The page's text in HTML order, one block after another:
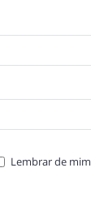
Lembrar de mim